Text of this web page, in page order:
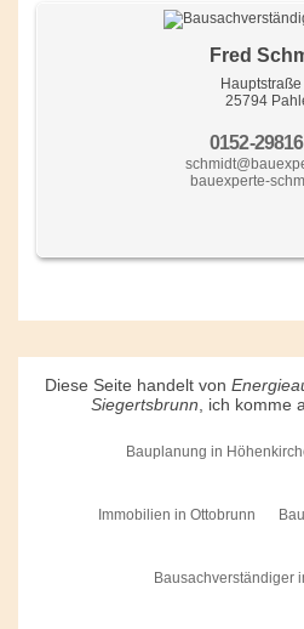
Fred
Hauptstraße
25794
0152-
bauexperte-
Diese Seite handelt von
Siegertsbrunn , ich komme
Bauplanung in
Immobilien in Ottobrunn
Bausachverständiger